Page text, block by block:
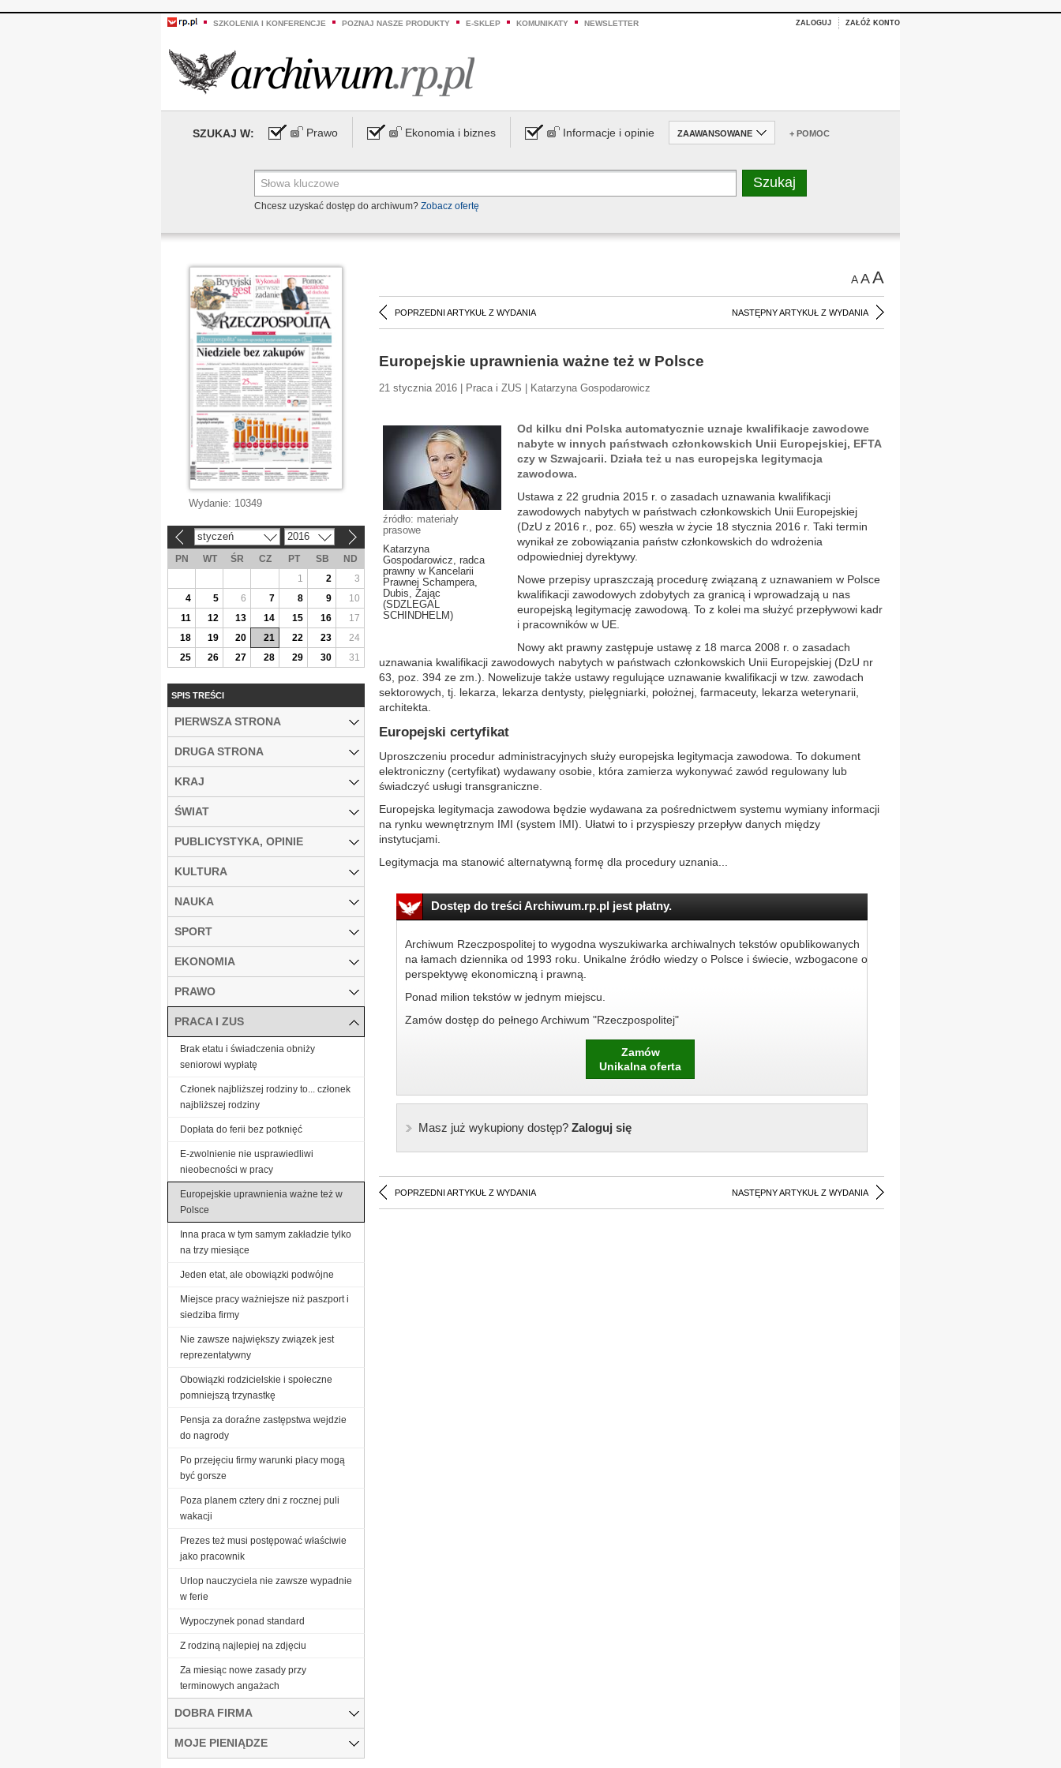
SZKOLENIA I KONFERENCJE POZNAJ NASZE PRODUKTY E-SKLEP KOMUNIKATY NEWSLETTER ZALOGUJ ZAŁÓŻ KONTO
SZUKAJ W: Prawo Ekonomia i biznes Informacje i opinie ZAAWANSOWANE + POMOC
Chcesz uzyskać dostęp do archiwum? Zobacz ofertę
AAA
POPRZEDNI ARTYKUŁ Z WYDANIA NASTĘPNY ARTYKUŁ Z WYDANIA
Europejskie uprawnienia ważne też w Polsce
21 stycznia 2016 | Praca i ZUS | Katarzyna Gospodarowicz
źródło: materiały
prasowe
Katarzyna
Gospodarowicz, radca
prawny w Kancelarii
Prawnej Schampera,
Dubis, Zając
(SDZLEGAL
SCHINDHELM)
Od kilku dni Polska automatycznie uznaje kwalifikacje zawodowe
nabyte w innych państwach członkowskich Unii Europejskiej, EFTA
czy w Szwajcarii. Działa też u nas europejska legitymacja
zawodowa.
Ustawa z 22 grudnia 2015 r. o zasadach uznawania kwalifikacji
zawodowych nabytych w państwach członkowskich Unii Europejskiej
(DzU z 2016 r., poz. 65) weszła w życie 18 stycznia 2016 r. Taki termin
wynikał ze zobowiązania państw członkowskich do wdrożenia
odpowiedniej dyrektywy.
Nowe przepisy upraszczają procedurę związaną z uznawaniem w Polsce
kwalifikacji zawodowych zdobytych za granicą i wprowadzają u nas
europejską legitymację zawodową. To z kolei ma służyć przepływowi kadr
i pracowników w UE.
Nowy akt prawny zastępuje ustawę z 18 marca 2008 r. o zasadach
uznawania kwalifikacji zawodowych nabytych w państwach członkowskich Unii Europejskiej (DzU nr
63, poz. 394 ze zm.). Nowelizuje także ustawy regulujące uznawanie kwalifikacji w tzw. zawodach
sektorowych, tj. lekarza, lekarza dentysty, pielęgniarki, położnej, farmaceuty, lekarza weterynarii,
architekta.
Europejski certyfikat
Uproszczeniu procedur administracyjnych służy europejska legitymacja zawodowa. To dokument
elektroniczny (certyfikat) wydawany osobie, która zamierza wykonywać zawód regulowany lub
świadczyć usługi transgraniczne.
Europejska legitymacja zawodowa będzie wydawana za pośrednictwem systemu wymiany informacji
na rynku wewnętrznym IMI (system IMI). Ułatwi to i przyspieszy przepływ danych między
instytucjami.
Legitymacja ma stanowić alternatywną formę dla procedury uznania...
Dostęp do treści Archiwum.rp.pl jest płatny.
Archiwum Rzeczpospolitej to wygodna wyszukiwarka archiwalnych tekstów opublikowanych
na łamach dziennika od 1993 roku. Unikalne źródło wiedzy o Polsce i świecie, wzbogacone o
perspektywę ekonomiczną i prawną.
Ponad milion tekstów w jednym miejscu.
Zamów dostęp do pełnego Archiwum "Rzeczpospolitej"
Zamów
Unikalna oferta
Masz już wykupiony dostęp?Zaloguj się
POPRZEDNI ARTYKUŁ Z WYDANIA NASTĘPNY ARTYKUŁ Z WYDANIA
Wydanie: 10349
styczeń 2016
PN WT ŚR CZ PT SB
ND
1
2
3
4
5 6 7 8 9
10
11
12 13 14 15 16
17
18
19 20 21 22 23
24
25
26 27 28 29 30 31
SPIS TREŚCI
PIERWSZA STRONA
DRUGA STRONA
KRAJ
ŚWIAT
PUBLICYSTYKA, OPINIE
KULTURA
NAUKA
SPORT
EKONOMIA
PRAWO
PRACA I ZUS
Brak etatu i świadczenia obniży
seniorowi wypłatę
Członek najbliższej rodziny to... członek
najbliższej rodziny
Dopłata do ferii bez potknięć
E-zwolnienie nie usprawiedliwi
nieobecności w pracy
Europejskie uprawnienia ważne też w
Polsce
Inna praca w tym samym zakładzie tylko
na trzy miesiące
Jeden etat, ale obowiązki podwójne
Miejsce pracy ważniejsze niż paszport i
siedziba firmy
Nie zawsze największy związek jest
reprezentatywny
Obowiązki rodzicielskie i społeczne
pomniejszą trzynastkę
Pensja za doraźne zastępstwa wejdzie
do nagrody
Po przejęciu firmy warunki płacy mogą
być gorsze
Poza planem cztery dni z rocznej puli
wakacji
Prezes też musi postępować właściwie
jako pracownik
Urlop nauczyciela nie zawsze wypadnie
w ferie
Wypoczynek ponad standard
Z rodziną najlepiej na zdjęciu
Za miesiąc nowe zasady przy
terminowych angażach
DOBRA FIRMA
MOJE PIENIĄDZE